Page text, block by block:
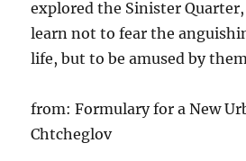
explored the Sinister
learn not to fear the
life, but to be amused by
from: Formulary for a New
Chtcheglov